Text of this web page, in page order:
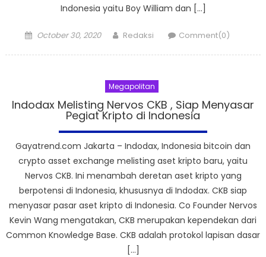
Indonesia yaitu Boy William dan […]
Posted
October 30, 2020 Author
Redaksi Comment(0)
Megapolitan
Indodax Melisting Nervos CKB , Siap Menyasar
Pegiat Kripto di Indonesia
Gayatrend.com Jakarta – Indodax, Indonesia bitcoin dan
crypto asset exchange melisting aset kripto baru, yaitu
Nervos CKB. Ini menambah deretan aset kripto yang
berpotensi di Indonesia, khususnya di Indodax. CKB siap
menyasar pasar aset kripto di Indonesia. Co Founder Nervos
Kevin Wang mengatakan, CKB merupakan kependekan dari
Common Knowledge Base. CKB adalah protokol lapisan dasar
[…]